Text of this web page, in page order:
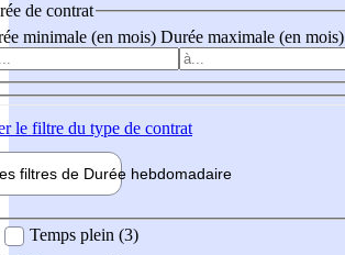
de contrat
minimale (en mois) Durée maximale (en mois)
le filtre du type de contrat
filtres de Durée hebdomadaire
Temps plein (3)